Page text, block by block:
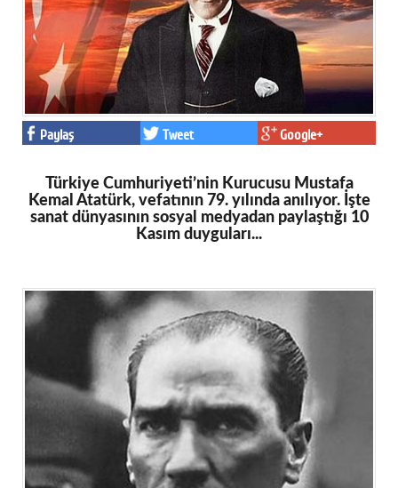
Medya
Politika
Dünya
Bilim
Kültür-sanat
Sağlık
Künye
İletişim
A24 SOSYAL MEDYA
Facebook
Google Plus
Paylaş Tweet Google+
Türkiye Cumhuriyeti’nin Kurucusu Mustafa
Kemal Atatürk, vefatının 79. yılında anılıyor. İşte
sanat dünyasının sosyal medyadan paylaştığı 10
Kasım duyguları...